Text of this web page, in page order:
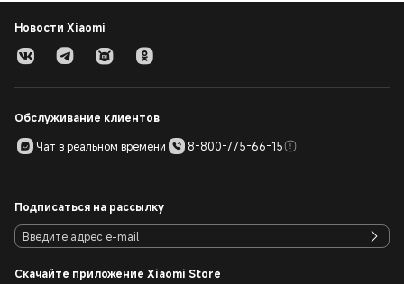
Новости Xiaomi
Обслуживание клиентов
Чат в реальном времени
8-800-775-66-15
Подписаться на рассылку
Скачайте приложение Xiaomi Store